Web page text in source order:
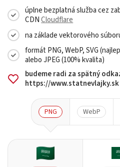
úplne bezplatná služba cez
CDNCloudflare
na základe vektorového
formát PNG, WebP, SVG
alebo JPEG (100% kvalita)
budeme radi za spätný
https://www.statnevlajky.sk
PNG WebP